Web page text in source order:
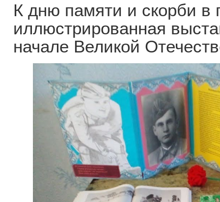
К дню памяти и скорби в
иллюстрированная
начале Великой